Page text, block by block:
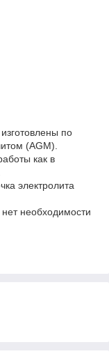
по
(AGM).
как в
электролита
необходимости